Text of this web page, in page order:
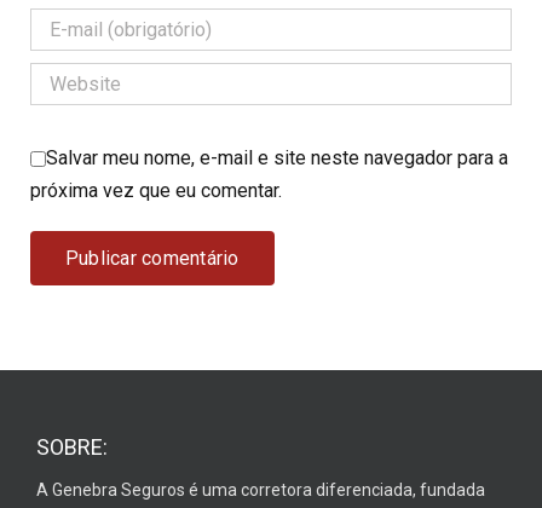
Salvar meu nome, e-mail e site neste navegador para a
próxima vez que eu comentar.
SOBRE:
A Genebra Seguros é uma corretora diferenciada, fundada